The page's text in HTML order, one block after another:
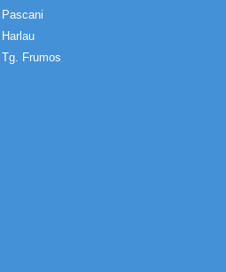
Pascani
Harlau
Tg. Frumos